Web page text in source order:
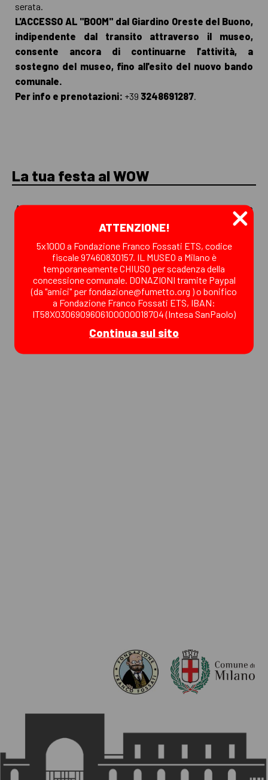
serata.
L'ACCESSO AL "BOOM" dal Giardino Oreste del Buono,
indipendente dal transito attraverso il museo,
consente ancora di continuarne l'attività, a
sostegno del museo, fino all'esito del nuovo bando
comunale.
Per info e prenotazioni: +39 3248691287.
La tua festa al WOW
A WOW Spazio Fumetto si organizzavano
fumettose feste di compleanno
, per festeggiare
spazio suggestivo e divertente, in compagnia dei fumetti e
degli eroi dell'animazione!
Ora, a museo chiuso, NON è più possibile affittare la sala del
museo, organizzare un laboratorio o una visita guidata.
ATTENZIONE!
5x1000 a Fondazione Franco Fossati ETS, codice
fiscale 97460830157. IL MUSEO a Milano è
temporaneamente CHIUSO per scadenza della
concessione comunale. DONAZIONI tramite Paypal
(da "amici" per fondazione@fumetto.org ) o bonifico
a Fondazione Franco Fossati ETS, IBAN:
IT58X0306909606100000018704 (Intesa SanPaolo)
Continua sul sito